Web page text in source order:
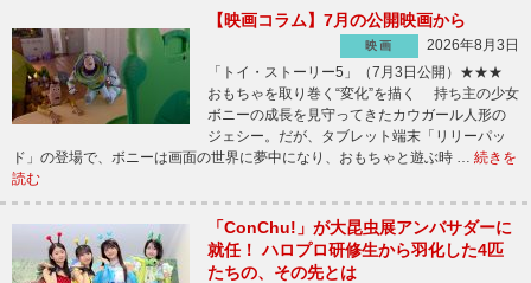
【映画コラム】7月の公開映画から
映画
2026年8月3日
「トイ・ストーリー5」（7月3日公開）★★★
おもちゃを取り巻く“変化”を描く 持ち主の少女
ボニーの成長を見守ってきたカウガール人形の
ジェシー。だが、タブレット端末「リリーパッ
ド」の登場で、ボニーは画面の世界に夢中になり、おもちゃと遊ぶ時 … 続きを
読む
「ConChu!」が大昆虫展アンバサダーに
就任！ ハロプロ研修生から羽化した4匹
たちの、その先とは